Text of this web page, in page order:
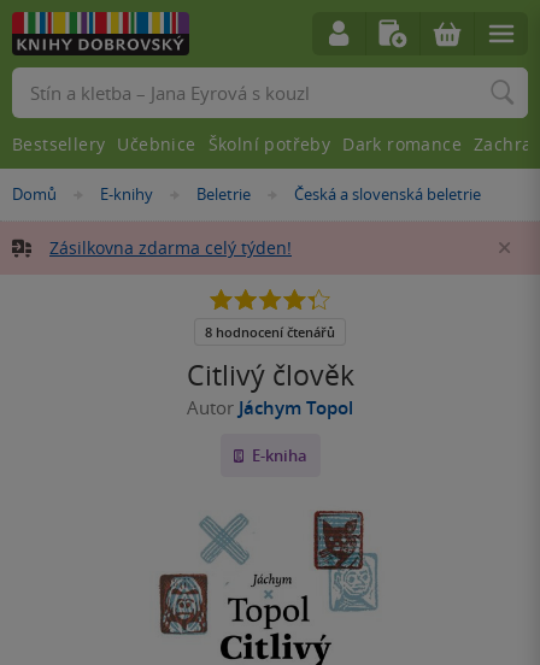
Nacházíte
zde:
Domů »
E-knihy »
Beletrie »
Česká a slovenská beletrie
Zásilkovna zdarma celý týden!
Citlivý člověk
Autor Jáchym Topol
E-kniha
4.3
5
8 hodnocení čtenářů
Vyhledávání
Bestsellery Učebnice Školní potřeby Dark romance